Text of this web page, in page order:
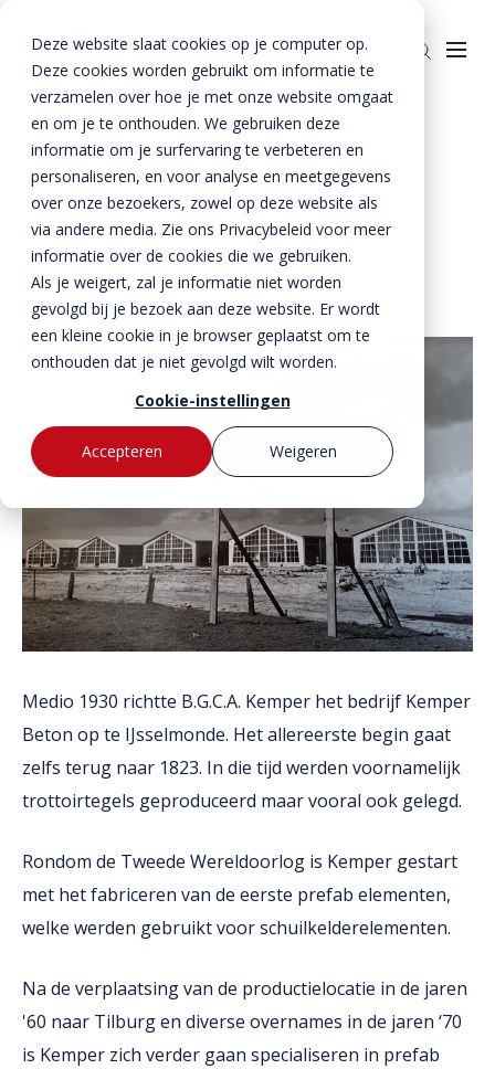
Deze website slaat cookies op je computer op.
Deze cookies worden gebruikt om informatie te
verzamelen over hoe je met onze website omgaat
en om je te onthouden. We gebruiken deze
informatie om je surfervaring te verbeteren en
personaliseren, en voor analyse en meetgegevens
over onze bezoekers, zowel op deze website als
via andere media. Zie ons Privacybeleid voor meer
informatie over de cookies die we gebruiken.
Als je weigert, zal je informatie niet worden
gevolgd bij je bezoek aan deze website. Er wordt
een kleine cookie in je browser geplaatst om te
onthouden dat je niet gevolgd wilt worden.
Cookie-instellingen
Accepteren
Weigeren
Bestekservice
Werken bij
Producten
Enkelkerende keerwanden
Dubbelkerende keerwanden
Zwaarbelastbare keerwanden
Zwaluwwanden
Bloktraptreden
Oplossingen
Infra & Openbare ruimte
Sport & Recreatie
Op- en overslag
Waterkeringen
BTE Groep
Onze verhalen
Over ons
Duurzaamheid
MVO
Home » Nieuws » Kemper 90 jaar
29 mei 2020- Bijgewerkt op23 januari 2026
Kemper 90 jaar
Medio 1930 richtte B.G.C.A. Kemper het bedrijf Kemper
Beton op te IJsselmonde. Het allereerste begin gaat
zelfs terug naar 1823. In die tijd werden voornamelijk
trottoirtegels geproduceerd maar vooral ook gelegd.
Rondom de Tweede Wereldoorlog is Kemper gestart
met het fabriceren van de eerste prefab elementen,
welke werden gebruikt voor schuilkelderelementen.
Na de verplaatsing van de productielocatie in de jaren
'60 naar Tilburg en diverse overnames in de jaren ‘70
is Kemper zich verder gaan specialiseren in prefab